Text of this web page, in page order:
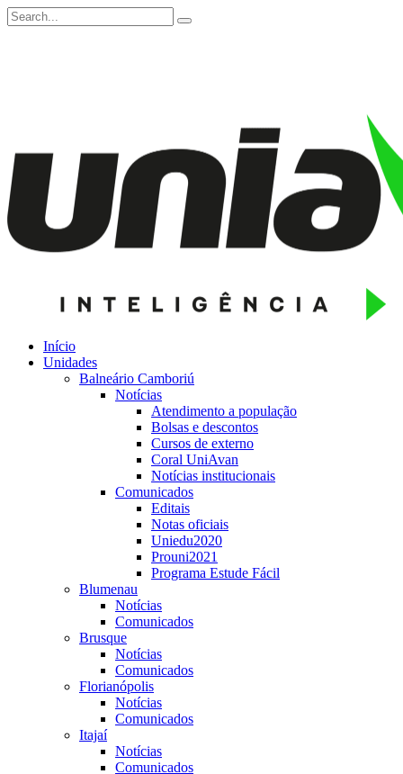
Início
Unidades
Balneário Camboriú
Notícias
Atendimento a população
Bolsas e descontos
Cursos de externo
Coral UniAvan
Notícias institucionais
Comunicados
Editais
Notas oficiais
Uniedu2020
Prouni2021
Programa Estude Fácil
Blumenau
Notícias
Comunicados
Brusque
Notícias
Comunicados
Florianópolis
Notícias
Comunicados
Itajaí
Notícias
Comunicados